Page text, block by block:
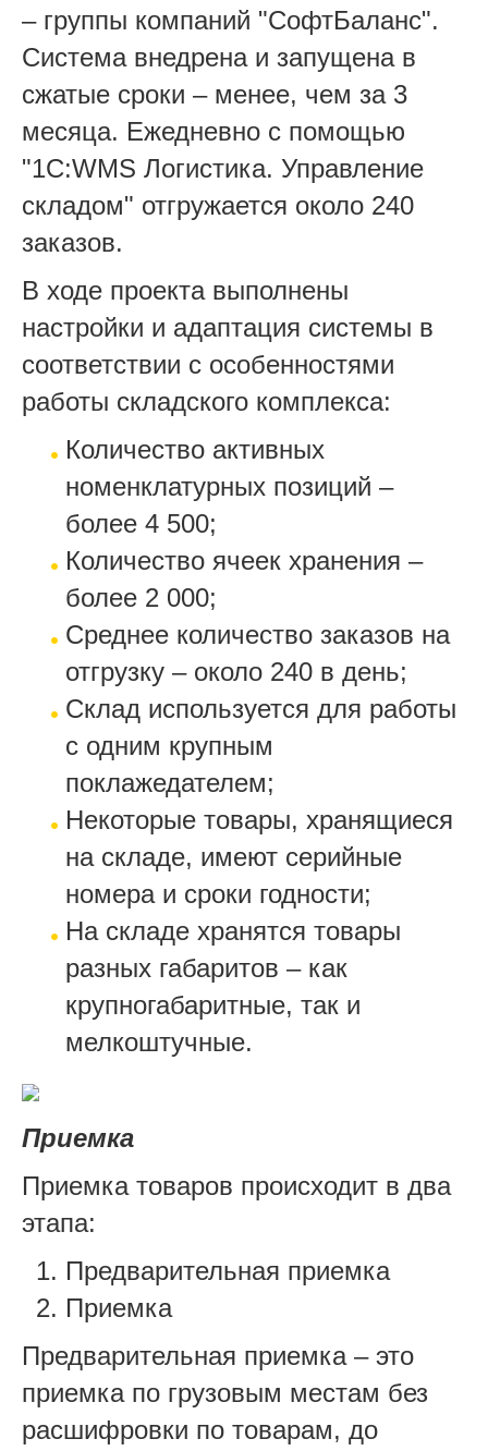
– группы компаний "СофтБаланс".
Система внедрена и запущена в
сжатые сроки – менее, чем за 3
месяца. Ежедневно с помощью
"1С:WMS Логистика. Управление
складом" отгружается около 240
заказов.
В ходе проекта выполнены
настройки и адаптация системы в
соответствии с особенностями
работы складского комплекса:
Количество активных
номенклатурных позиций –
более 4 500;
Количество ячеек хранения –
более 2 000;
Среднее количество заказов на
отгрузку – около 240 в день;
Склад используется для работы
с одним крупным
поклажедателем;
Некоторые товары, хранящиеся
на складе, имеют серийные
номера и сроки годности;
На складе хранятся товары
разных габаритов – как
крупногабаритные, так и
мелкоштучные.
Приемка
Приемка товаров происходит в два
этапа:
Предварительная приемка
Приемка
Предварительная приемка – это
приемка по грузовым местам без
расшифровки по товарам, до